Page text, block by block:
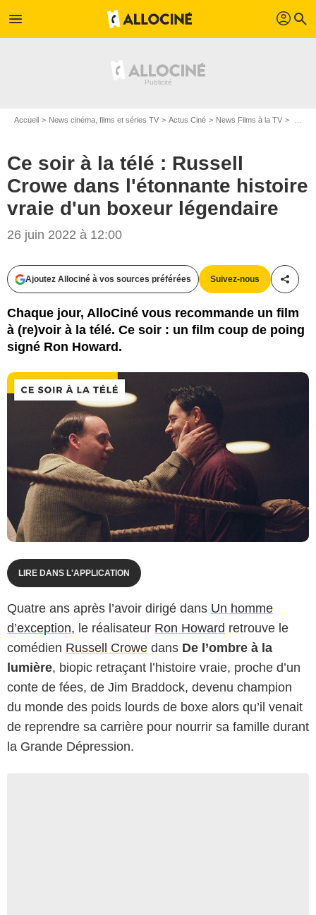
menu profil search
Accueil News cinéma, films et séries TV Actus Ciné News Films à la TV
Ce soir à la télé : Russell
Crowe dans l'étonnante histoire
vraie d'un boxeur légendaire
26 juin 2022 à 12:00
Ajoutez Allociné à vos sources préférées Suivez-nous
Chaque jour, AlloCiné vous recommande un film
à (re)voir à la télé. Ce soir : un film coup de poing
signé Ron Howard.
D.R.
LIRE DANS L'APPLICATION
Quatre ans après l’avoir dirigé dans Un homme
d’exception, le réalisateur Ron Howard retrouve le
comédien Russell Crowe dans De l’ombre à la
lumière, biopic retraçant l’histoire vraie, proche d’un
conte de fées, de Jim Braddock, devenu champion
du monde des poids lourds de boxe alors qu’il venait
de reprendre sa carrière pour nourrir sa famille durant
la Grande Dépression.